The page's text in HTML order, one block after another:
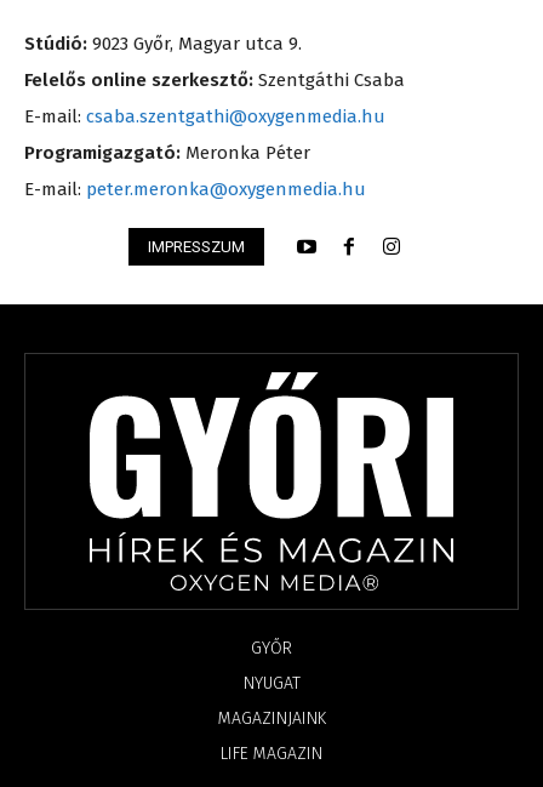
Stúdió: 9023 Győr, Magyar utca 9.
Felelős online szerkesztő: Szentgáthi Csaba
E-mail: csaba.szentgathi@oxygenmedia.hu
Programigazgató: Meronka Péter
E-mail: peter.meronka@oxygenmedia.hu
IMPRESSZUM
GYŐR
NYUGAT
MAGAZINJAINK
LIFE MAGAZIN